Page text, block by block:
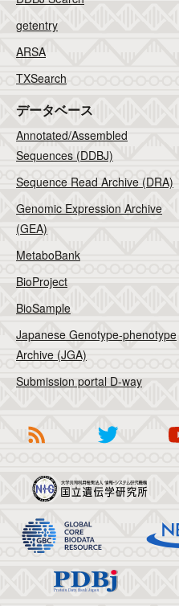
getentry
ARSA
TXSearch
データベース
Annotated/Assembled
Sequences (DDBJ)
Sequence Read Archive (DRA)
Genomic Expression Archive
(GEA)
MetaboBank
BioProject
BioSample
Japanese Genotype-phenotype
Archive (JGA)
Submission portal D-way